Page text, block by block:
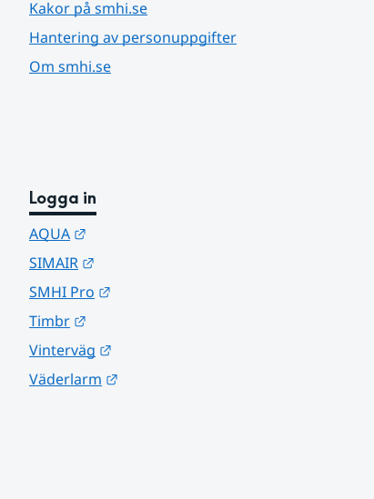
Kakor på smhi.se
Hantering av personuppgifter
Om smhi.se
Logga in
AQUA
SIMAIR
SMHI Pro
Timbr
Vinterväg
Väderlarm